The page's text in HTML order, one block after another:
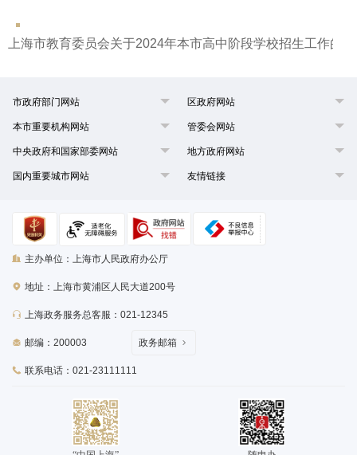
上海市教育委员会关于2024年本市高中阶段学校招生工作的
市政府部门网站 区政府网站
本市重要机构网站 管委会网站
中央政府和国家部委网站 地方政府网站
国内重要城市网站 友情链接
主办单位：上海市人民政府办公厅
地址：上海市黄浦区人民大道200号
上海政务服务总客服：021-12345
邮编：200003
联系电话：021-23111111
政务邮箱